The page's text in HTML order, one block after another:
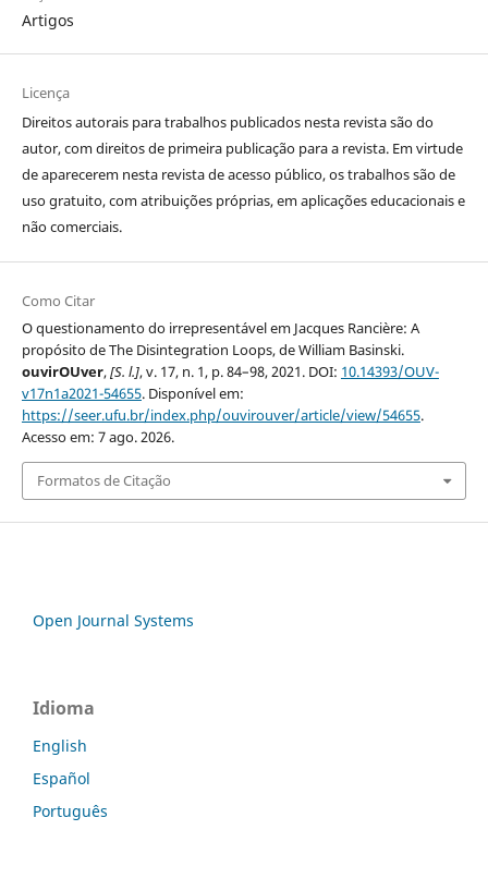
Artigos
Licença
Direitos autorais para trabalhos publicados nesta revista são do
autor, com direitos de primeira publicação para a revista. Em virtude
de aparecerem nesta revista de acesso público, os trabalhos são de
uso gratuito, com atribuições próprias, em aplicações educacionais e
não comerciais.
Como Citar
O questionamento do irrepresentável em Jacques Rancière: A
propósito de The Disintegration Loops, de William Basinski.
ouvirOUver,[S. l.], v. 17, n. 1, p. 84–98, 2021. DOI: 10.14393/OUV-
v17n1a2021-54655. Disponível em:
https://seer.ufu.br/index.php/ouvirouver/article/view/54655.
Acesso em: 7 ago. 2026.
Formatos de Citação
Open Journal Systems
Idioma
English
Español
Português